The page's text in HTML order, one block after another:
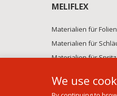
We use
MELIFLEX
Materialien für Folien
Materialien für
Materialien für